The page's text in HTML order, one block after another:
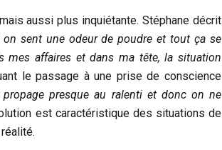
aussi plus inquiétante. Stéphane décrit
sent une odeur de poudre et tout ça se
mes affaires et dans ma tête, la situation
le passage à une prise de conscience
presque au ralenti et donc on ne
est caractéristique des situations de